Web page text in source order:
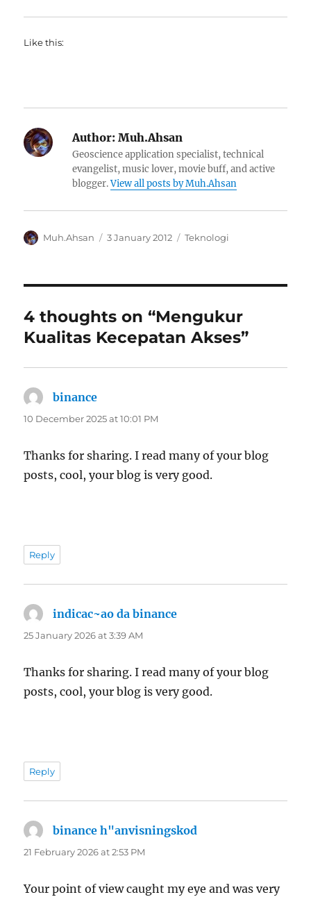
Like this:
Author: Muh.Ahsan
Geoscience application specialist, technical
evangelist, music lover, movie buff, and active
blogger.View all posts by Muh.Ahsan
Author
Muh.Ahsan
Posted
3 January 2012 Categories
Teknologi
4 thoughts on “Mengukur
Kualitas Kecepatan Akses”
binance
10 December 2025 at 10:01 PM
Thanks for sharing. I read many of your blog
posts, cool, your blog is very good.
Reply
indicac~ao da binance
25 January 2026 at 3:39 AM
Thanks for sharing. I read many of your blog
posts, cool, your blog is very good.
Reply
binance h"anvisningskod
21 February 2026 at 2:53 PM
Your point of view caught my eye and was very